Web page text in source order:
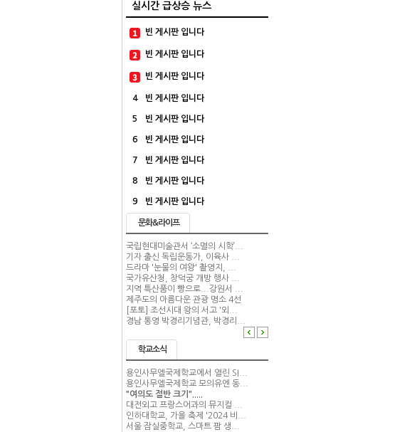
실시간 급상승 뉴스
빈 게시판 입니다
빈 게시판 입니다
빈 게시판 입니다
4 빈 게시판 입니다
5 빈 게시판 입니다
6 빈 게시판 입니다
7 빈 게시판 입니다
8 빈 게시판 입니다
9 빈 게시판 입니다
문화&라이프
국립현대미술관서 ‘소멸의 시학’...
기자 출신 독립운동가, 이육사 ...
드라마 '눈물의 여왕' 촬영지, ...
국가유산청, 창덕궁 개방 행사 ...
지역 특산품이 빵으로...강원서 ...
제주도의 아름다운 관광 명소 4선
[포토] 조선시대 왕의 서고 '외...
경남 통영 박경리기념관, 박경리...
학교소식
용인사무엘국제학교에서 열린 SI...
용인사무엘국제학교 모의유엔 동...
"여의도 절반 크기".....
대전외고 프랑스어과의 뮤지컬 ...
인하대학교, 가을 축제 '2024 비...
서울 잠실중학교, 스마트 팜 생...